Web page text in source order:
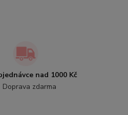
nad 1000 Kč
Doprava zdarma